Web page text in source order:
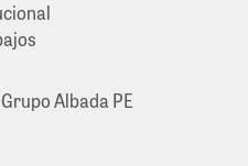
Albada PE